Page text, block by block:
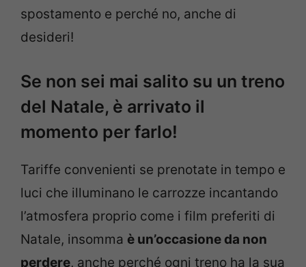
spostamento e perché no, anche di
desideri!
Se non sei mai salito su un treno
del Natale, è arrivato il
momento per farlo!
Tariffe convenienti se prenotate in tempo e
luci che illuminano le carrozze incantando
l’atmosfera proprio come i film preferiti di
Natale, insomma è un’occasione da non
perdere, anche perché ogni treno ha la sua